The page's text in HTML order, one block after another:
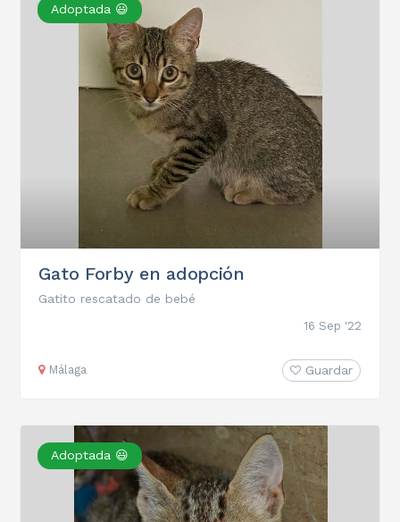
Adoptada 😃
Gato Forby en adopción
Gatito rescatado de bebé
16 Sep '22
Málaga Guardar
Adoptada 😃